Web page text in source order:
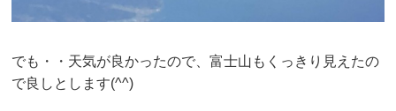
でも・・天気が良かったので、富士山もくっきり見えたの
で良しとします(^^)